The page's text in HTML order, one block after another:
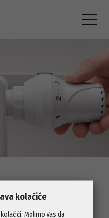
KJKP "Toplane
i verifikaciju
kolačiće
Molimo Vas da